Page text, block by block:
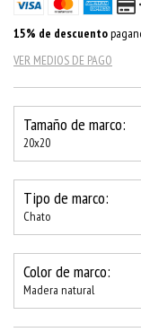
15% de descuento
VER MEDIOS DE PAGO
Tamaño de marco:
20x20
Tipo de marco:
Chato
Color de marco:
Madera natural